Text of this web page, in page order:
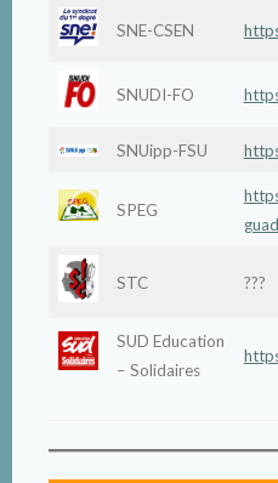
SNE-CSEN
SNUDI-FO
SNUipp-FSU
SPEG
STC ???
SUD Education
– Solidaires